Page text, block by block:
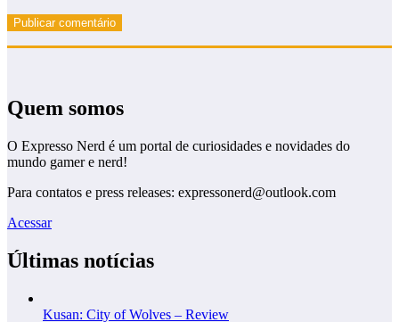
Quem somos
O Expresso Nerd é um portal de curiosidades e novidades do
mundo gamer e nerd!
Para contatos e press releases: expressonerd@outlook.com
Acessar
Últimas notícias
Kusan: City of Wolves – Review